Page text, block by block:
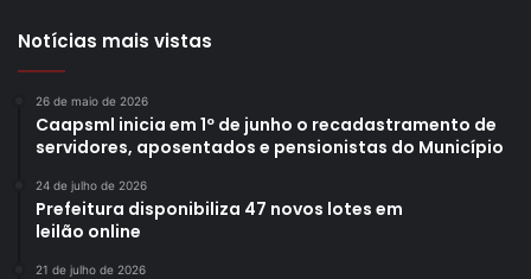
Notícias mais vistas
26 de maio de 2026
Caapsml inicia em 1º de junho o recadastramento de
servidores, aposentados e pensionistas do Município
24 de julho de 2026
Prefeitura disponibiliza 47 novos lotes em
leilão online
21 de julho de 2026